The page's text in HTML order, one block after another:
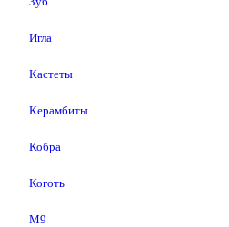
Игла
Кастеты
Керамбиты
Кобра
Коготь
М9